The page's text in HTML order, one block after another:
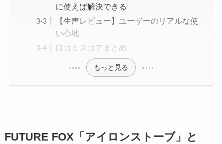
に使えば解決できる
【生声レビュー】ユーザーのリアルな使
い心地
口コミスコアまとめ
もっと見る
FUTURE FOX「アイロンストーブ」と